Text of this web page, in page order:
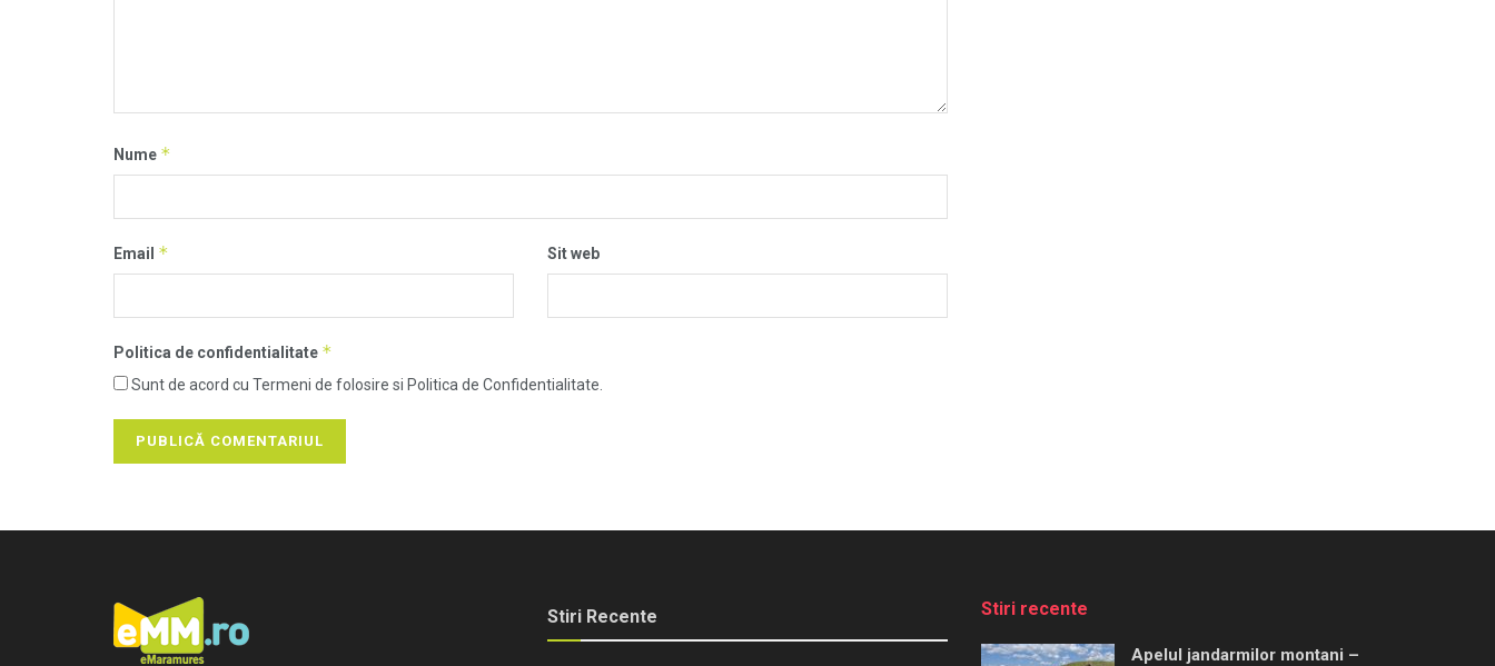
Nume *
Email * Sit web
Politica de confidentialitate *
Sunt de acord cu Termeni de folosire si Politica de Confidentialitate.
Stiri Recente Stiri recente
Apelul jandarmilor montani –